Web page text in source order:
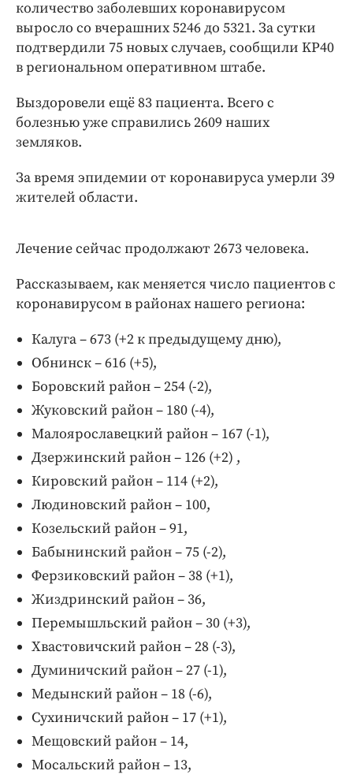
Интересное чтиво
Клиника года
Бренд года
Работодатель года
количество заболевших коронавирусом
выросло со вчерашних 5246 до 5321. За сутки
подтвердили 75 новых случаев, сообщили KP40
в региональном оперативном штабе.
Выздоровели ещё 83 пациента. Всего с
болезнью уже справились 2609 наших
земляков.
За время эпидемии от коронавируса умерли 39
жителей области.
Лечение сейчас продолжают 2673 человека.
Рассказываем, как меняется число пациентов с
коронавирусом в районах нашего региона:
Калуга – 673 (+2 к предыдущему дню),
Обнинск – 616 (+5),
Боровский район – 254 (-2),
Жуковский район – 180 (-4),
Малоярославецкий район – 167 (-1),
Дзержинский район – 126 (+2) ,
Кировский район – 114 (+2),
Людиновский район – 100,
Козельский район – 91,
Бабынинский район – 75 (-2),
Ферзиковский район – 38 (+1),
Жиздринский район – 36,
Перемышльский район – 30 (+3),
Хвастовичский район – 28 (-3),
Думиничский район – 27 (-1),
Медынский район – 18 (-6),
Сухиничский район – 17 (+1),
Мещовский район – 14,
Мосальский район – 13,